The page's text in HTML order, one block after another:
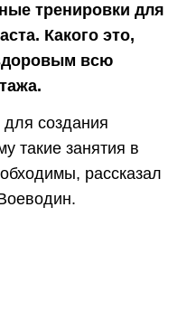
тренировки для
Какого это,
всю
создания
такие занятия в
рассказал